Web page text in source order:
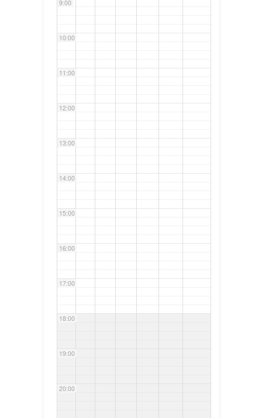
9:00
10:00
11:00
12:00
13:00
14:00
15:00
16:00
17:00
18:00
19:00
20:00